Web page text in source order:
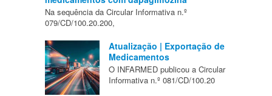
Na sequência da Circular Informativa n.º
079/CD/100.20.200,
Atualização | Exportação de
Medicamentos
O INFARMED publicou a Circular
Informativa n.º 081/CD/100.20